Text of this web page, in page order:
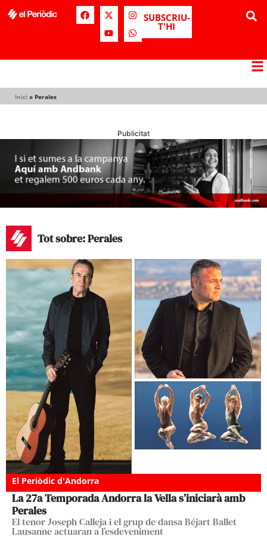
SUBSCRIU-
T'HI
Inici » Perales
Publicitat
Tot sobre: Perales
El Periòdic d'Andorra
La 27a Temporada Andorra la Vella s’iniciarà amb
Perales
El tenor Joseph Calleja i el grup de dansa Béjart Ballet
Lausanne actuaran a l’esdeveniment